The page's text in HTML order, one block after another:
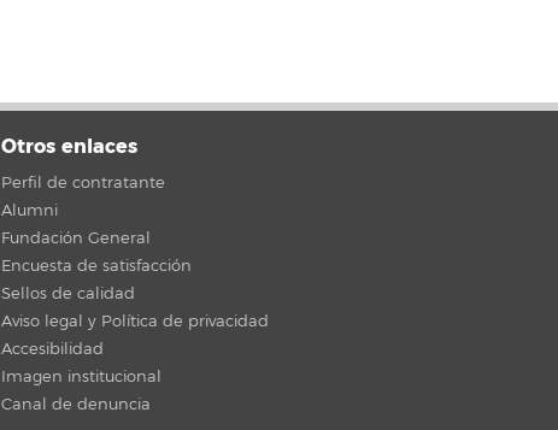
Otros enlaces
Perfil de contratante
Alumni
Fundación General
Encuesta de satisfacción
Sellos de calidad
Aviso legal y Política de privacidad
Accesibilidad
Imagen institucional
Canal de denuncia